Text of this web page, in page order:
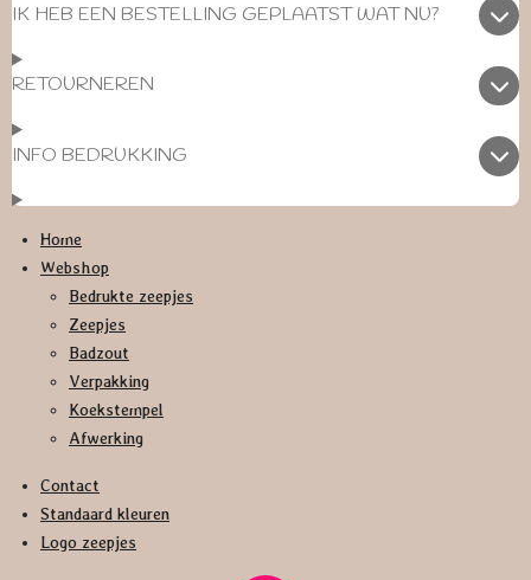
IK HEB EEN BESTELLING GEPLAATST WAT NU?
RETOURNEREN
INFO BEDRUKKING
Home
Webshop
Bedrukte zeepjes
Zeepjes
Badzout
Verpakking
Koekstempel
Afwerking
Contact
Standaard kleuren
Logo zeepjes